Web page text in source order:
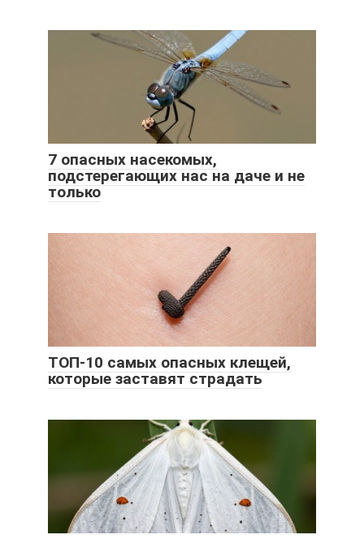
7 опасных насекомых,
подстерегающих нас на даче и не
только
ТОП-10 самых опасных клещей,
которые заставят страдать